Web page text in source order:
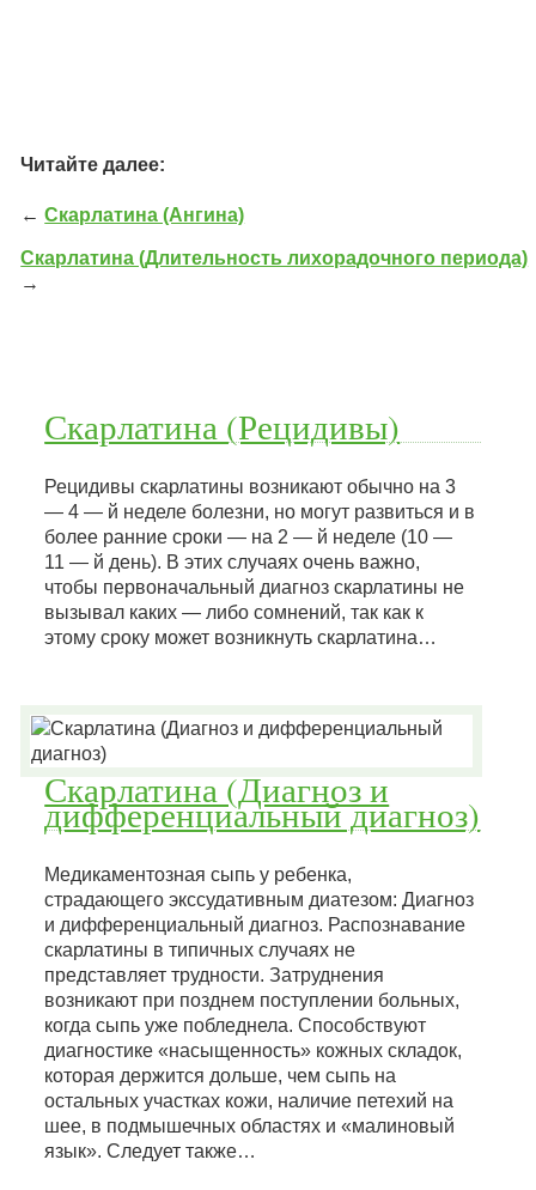
Читайте далее:
←Скарлатина (Ангина)
Скарлатина (Длительность лихорадочного периода)
→
Скарлатина (Рецидивы)
Рецидивы скарлатины возникают обычно на 3
— 4 — й неделе болезни, но могут развиться и в
более ранние сроки — на 2 — й неделе (10 —
11 — й день). В этих случаях очень важно,
чтобы первоначальный диагноз скарлатины не
вызывал каких — либо сомнений, так как к
этому сроку может возникнуть скарлатина…
Скарлатина (Диагноз и
дифференциальный диагноз)
Медикаментозная сыпь у ребенка,
страдающего экссудативным диатезом: Диагноз
и дифференциальный диагноз. Распознавание
скарлатины в типичных случаях не
представляет трудности. Затруднения
возникают при позднем поступлении больных,
когда сыпь уже побледнела. Способствуют
диагностике «насыщенность» кожных складок,
которая держится дольше, чем сыпь на
остальных участках кожи, наличие петехий на
шее, в подмышечных областях и «малиновый
язык». Следует также…